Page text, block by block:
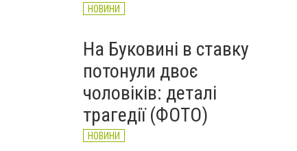
НОВИНИ
На Буковині в ставку
потонули двоє
чоловіків: деталі
трагедії (ФОТО)
НОВИНИ